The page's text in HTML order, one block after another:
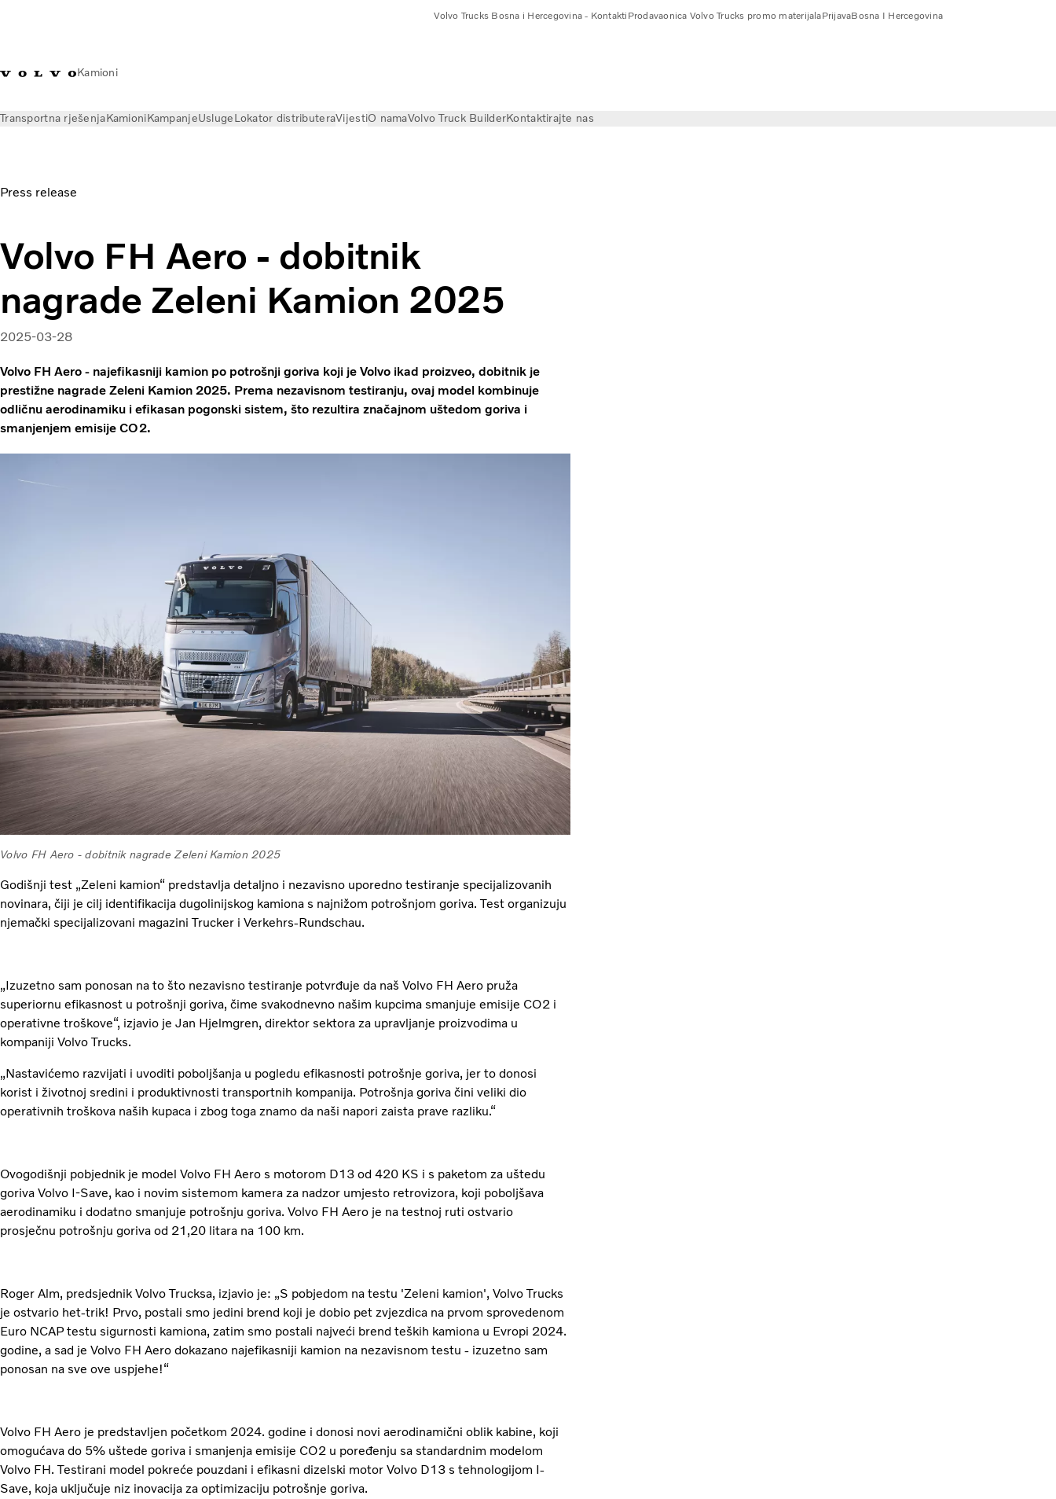
Kamioni
Volvo Trucks Bosna i Hercegovina - Kontakti Prodavaonica Volvo Trucks promo materijalaPrijavaBosna I Hercegovina
Transportna rješenjaKamioniKampanjeUslugeLokator distributeraVijestiO namaVolvo Truck BuilderKontaktirajte nas
Press release
Volvo FH Aero - dobitnik
nagrade Zeleni Kamion 2025
2025-03-28
Volvo FH Aero - najefikasniji kamion po potrošnji goriva koji je Volvo ikad proizveo, dobitnik je
prestižne nagrade Zeleni Kamion 2025. Prema nezavisnom testiranju, ovaj model kombinuje
odličnu aerodinamiku i efikasan pogonski sistem, što rezultira značajnom uštedom goriva i
smanjenjem emisije CO2.
Volvo FH Aero - dobitnik nagrade Zeleni Kamion 2025
Godišnji test „Zeleni kamion“ predstavlja detaljno i nezavisno uporedno testiranje specijalizovanih
novinara, čiji je cilj identifikacija dugolinijskog kamiona s najnižom potrošnjom goriva. Test organizuju
njemački specijalizovani magazini Trucker i Verkehrs-Rundschau.
„Izuzetno sam ponosan na to što nezavisno testiranje potvrđuje da naš Volvo FH Aero pruža
superiornu efikasnost u potrošnji goriva, čime svakodnevno našim kupcima smanjuje emisije CO2 i
operativne troškove“, izjavio je Jan Hjelmgren, direktor sektora za upravljanje proizvodima u
kompaniji Volvo Trucks.
„Nastavićemo razvijati i uvoditi poboljšanja u pogledu efikasnosti potrošnje goriva, jer to donosi
korist i životnoj sredini i produktivnosti transportnih kompanija. Potrošnja goriva čini veliki dio
operativnih troškova naših kupaca i zbog toga znamo da naši napori zaista prave razliku.“
Ovogodišnji pobjednik je model Volvo FH Aero s motorom D13 od 420 KS i s paketom za uštedu
goriva Volvo I-Save, kao i novim sistemom kamera za nadzor umjesto retrovizora, koji poboljšava
aerodinamiku i dodatno smanjuje potrošnju goriva. Volvo FH Aero je na testnoj ruti ostvario
prosječnu potrošnju goriva od 21,20 litara na 100 km.
Roger Alm, predsjednik Volvo Trucksa, izjavio je: „S pobjedom na testu 'Zeleni kamion', Volvo Trucks
je ostvario het-trik! Prvo, postali smo jedini brend koji je dobio pet zvjezdica na prvom sprovedenom
Euro NCAP testu sigurnosti kamiona, zatim smo postali najveći brend teških kamiona u Evropi 2024.
godine, a sad je Volvo FH Aero dokazano najefikasniji kamion na nezavisnom testu - izuzetno sam
ponosan na sve ove uspjehe!“
Volvo FH Aero je predstavljen početkom 2024. godine i donosi novi aerodinamični oblik kabine, koji
omogućava do 5% uštede goriva i smanjenja emisije CO2 u poređenju sa standardnim modelom
Volvo FH. Testirani model pokreće pouzdani i efikasni dizelski motor Volvo D13 s tehnologijom I-
Save, koja uključuje niz inovacija za optimizaciju potrošnje goriva.